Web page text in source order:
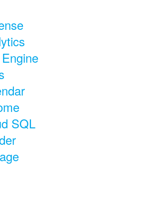
SQL